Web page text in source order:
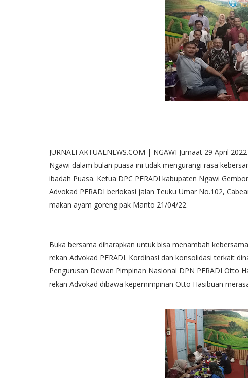
JURNALFAKTUALNEWS.COM | NGAWI Jumaat 29 April
Ngawi dalam bulan puasa ini tidak mengurangi rasa
ibadah Puasa. Ketua DPC PERADI kabupaten Ngawi
Advokad PERADI berlokasi jalan Teuku Umar No.102,
makan ayam goreng pak Manto 21/04/22.
Buka bersama diharapkan untuk bisa menambah
rekan Advokad PERADI. Kordinasi dan konsolidasi terkait
Pengurusan Dewan Pimpinan Nasional DPN PERADI Otto
rekan Advokad dibawa kepemimpinan Otto Hasibuan